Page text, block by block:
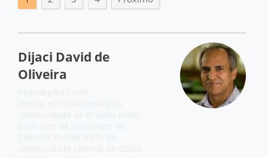
Dijaci David de
Oliveira